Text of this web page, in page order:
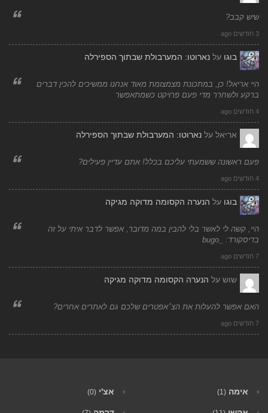
שיש קבב?
3 חודשים ago
בוגו על נארוטו: המערבולת שבתוך הספירלה
היי אריאל! כן, במתכונת מצמצומת מאוד אנחנו ממשיכים להכין דברים
ברקע ולשחרר מדי פעם פרויקט כשמתאפשר
4 חודשים ago
אריאל על נארוטו: המערבולת שבתוך הספירלה
פעם ראשונה ששמעתי עליכם בכלל! אתם עדיין פעילים?
4 חודשים ago
בוגו על הנערה הקסומה מדוקה מגיקה
היי, קשה לי לאשר בלי להבין במה מדובר, אפשר לדבר איתי על זה
בדיסקורד: _bugo
7 חודשים ago
שוש על הנערה הקסומה מדוקה מגיקה
האם אפשר להעלות את הצ׳אפטרים שלכם גם לאתרים אחרים?
7 חודשים ago
אימה (1) אצ'י (0)